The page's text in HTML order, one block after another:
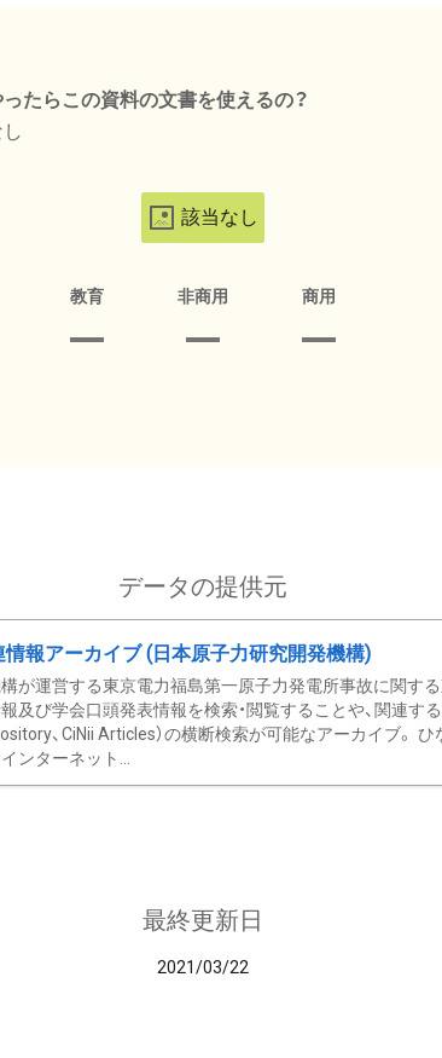
たらこの資料の文書を使えるの？
該当なし
教育 非商用 商用
データの提供元
報アーカイブ (日本原子力研究開発機構)
が運営する東京電力福島第一原子力発電所事故に関する
及び学会口頭発表情報を検索・閲覧することや、関連する
、CiNii Articles）の横断検索が可能なアーカイブ。
ンターネット...
最終更新日
2021/03/22